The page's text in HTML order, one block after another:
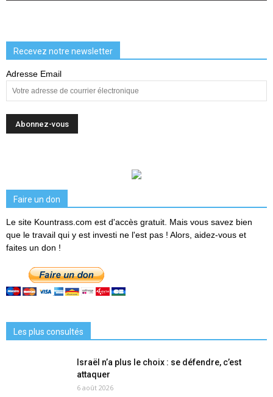
Recevez notre newsletter
Adresse Email
Faire un don
Le site Kountrass.com est d'accès gratuit. Mais vous savez bien
que le travail qui y est investi ne l'est pas ! Alors, aidez-vous et
faites un don !
Les plus consultés
Israël n’a plus le choix : se défendre, c’est
attaquer
6 août 2026